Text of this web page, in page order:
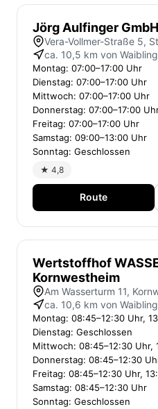
Jörg Aulfinger
Vera-Vollmer-Straße 5,
ca. 10,5 km von
Montag: 07:00–17:00 Uhr
Dienstag: 07:00–17:00 Uhr
Mittwoch: 07:00–17:00 Uhr
Donnerstag: 07:00–17:00
Freitag: 07:00–17:00 Uhr
Samstag: 09:00–13:00 Uhr
Sonntag: Geschlossen
★ 4,8
Route
Wertstoffhof
Kornwestheim
Am Wasserturm 11,
ca. 10,6 km von
Montag: 08:45–12:30 Uhr,
Dienstag: Geschlossen
Mittwoch: 08:45–12:30 Uhr,
Donnerstag: 08:45–12:30
Freitag: 08:45–12:30 Uhr,
Samstag: 08:45–12:30 Uhr
Sonntag: Geschlossen